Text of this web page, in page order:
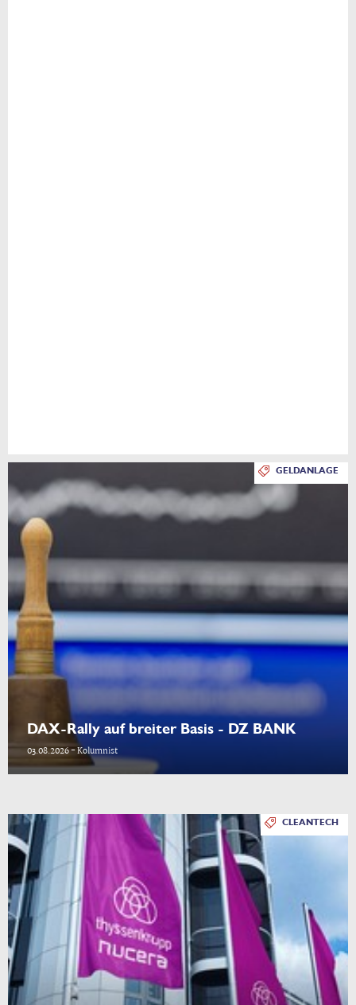
GELDANLAGE
DAX-Rally auf breiter Basis - DZ BANK
03.08.2026 - Kolumnist
CLEANTECH